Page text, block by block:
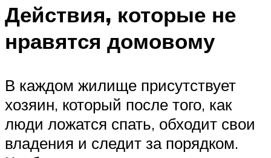
Действия, которые не
нравятся домовому
В каждом жилище присутствует
хозяин, который после того, как
люди ложатся спать, обходит свои
владения и следит за порядком.